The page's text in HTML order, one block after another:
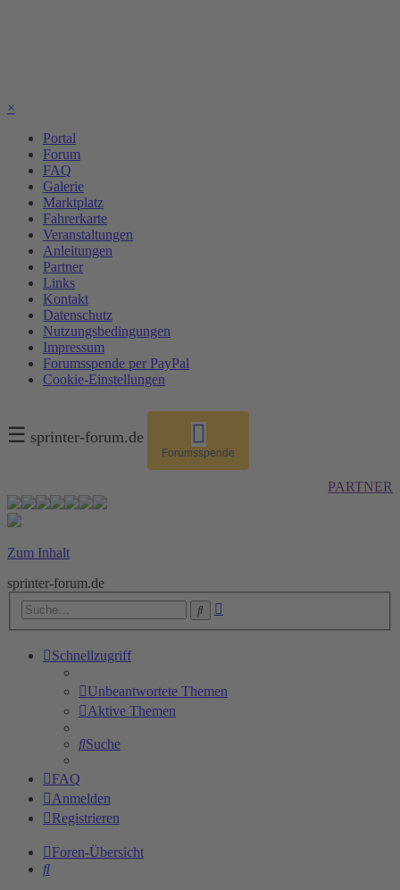
×
Portal
Forum
FAQ
Galerie
Marktplatz
Fahrerkarte
Veranstaltungen
Anleitungen
Partner
Links
Kontakt
Datenschutz
Nutzungsbedingungen
Impressum
Forumsspende per PayPal
Cookie-Einstellungen
☰ sprinter-forum.de
Forumsspende
PARTNER
Zum Inhalt
sprinter-forum.de
Suche
Schnellzugriff
Unbeantwortete Themen
Aktive Themen
Suche
FAQ
Anmelden
Registrieren
Foren-Übersicht
Suche